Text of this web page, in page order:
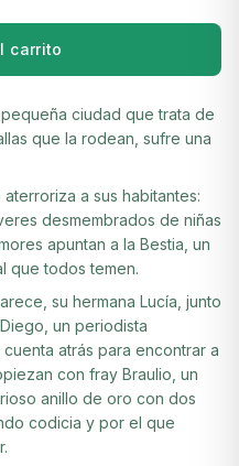
carrito
ciudad que trata de
que la rodean, sufre una
a sus habitantes:
desmembrados de niñas
apuntan a la Bestia, un
que todos temen.
su hermana Lucía, junto
un periodista
atrás para encontrar a
con fray Braulio, un
anillo de oro con dos
codicia y por el que